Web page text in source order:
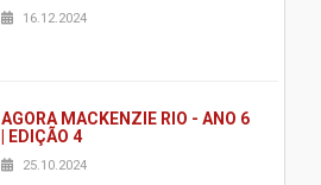
16.12.2024
AGORA MACKENZIE RIO - ANO 6
| EDIÇÃO 4
25.10.2024